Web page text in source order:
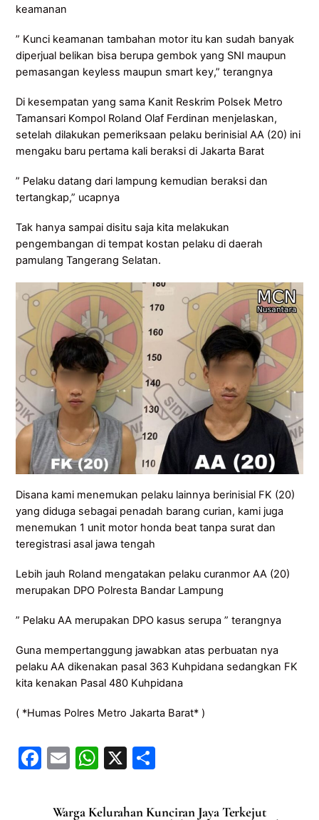
keamanan
” Kunci keamanan tambahan motor itu kan sudah banyak
diperjual belikan bisa berupa gembok yang SNI maupun
pemasangan keyless maupun smart key,” terangnya
Di kesempatan yang sama Kanit Reskrim Polsek Metro
Tamansari Kompol Roland Olaf Ferdinan menjelaskan,
setelah dilakukan pemeriksaan pelaku berinisial AA (20) ini
mengaku baru pertama kali beraksi di Jakarta Barat
” Pelaku datang dari lampung kemudian beraksi dan
tertangkap,” ucapnya
Tak hanya sampai disitu saja kita melakukan
pengembangan di tempat kostan pelaku di daerah
pamulang Tangerang Selatan.
Disana kami menemukan pelaku lainnya berinisial FK (20)
yang diduga sebagai penadah barang curian, kami juga
menemukan 1 unit motor honda beat tanpa surat dan
teregistrasi asal jawa tengah
Lebih jauh Roland mengatakan pelaku curanmor AA (20)
merupakan DPO Polresta Bandar Lampung
” Pelaku AA merupakan DPO kasus serupa ” terangnya
Guna mempertanggung jawabkan atas perbuatan nya
pelaku AA dikenakan pasal 363 Kuhpidana sedangkan FK
kita kenakan Pasal 480 Kuhpidana
( *Humas Polres Metro Jakarta Barat* )
F
c
E
ai
W
at
X
ar
Warga Kelurahan Kunciran Jaya Terkejut